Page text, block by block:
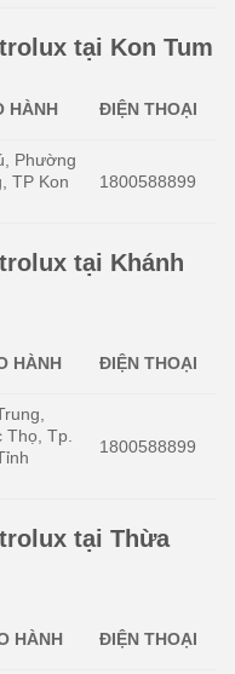
tại Kon Tum
HÀNH ĐIỆN THOẠI
Phường
TP Kon
1800588899
tại Khánh
HÀNH ĐIỆN THOẠI
Tp.
1800588899
tại Thừa
HÀNH ĐIỆN THOẠI